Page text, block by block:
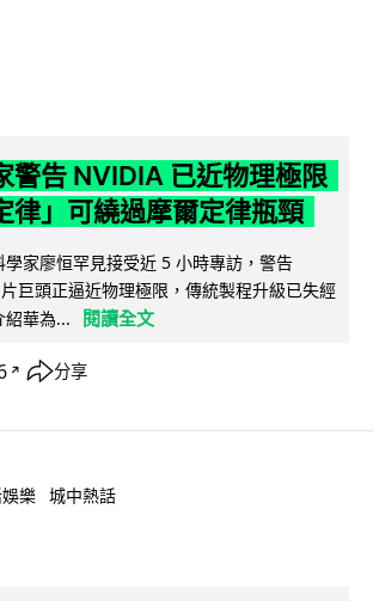
警告 NVIDIA 已近物理極限
律」可繞過摩爾定律瓶頸
家廖恒罕見接受近 5 小時專訪，警告
巨頭正逼近物理極限，傳統製程升級已失經
紹華為...
閱讀全文
↗ 分享
樂 城中熱話